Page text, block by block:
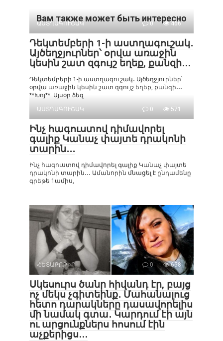
Вам также может быть интересно
ԱՍՏՂԱԳՈՒՇԱԿ 0 466
Դեկտեմբերի 1-ի աստղագուշակ․
Այծեղջյուրներ՝ օրվա առաջին
կեսին շատ զգույշ եղեք, քանզի․․․
Դեկտեմբերի 1-ի աստղագուշակ․ Այծեղջյուրներ՝
օրվա առաջին կեսին շատ զգույշ եղեք, քանզի․․․
**Խոյ**. Այսօր ձեզ
ԱՍՏՂԱԳՈՒՇԱԿ
0 571
Ինչ հագուստով դիմավորել
գալիք Կանաչ փայտե դրակոնի
տարին․․․
Ինչ հագուստով դիմավորել գալիք Կանաչ փայտե
դրակոնի տարին․․․ Ամանորին մնացել է ընդամենը
գրեթե 1ամիս,
ՀԵՏԱՔՐՔԻՐ 0 658
Սկեսուրս ծանր հիվանդ էր, բայց
ոչ մեկս չգիտեինք․ Մահանալուց
հետո դարակները դասավորելիս
մի նամակ գտա․ Կարդում էի այն
ու արցունքներս հոսում էին
աչքերիցս․․․